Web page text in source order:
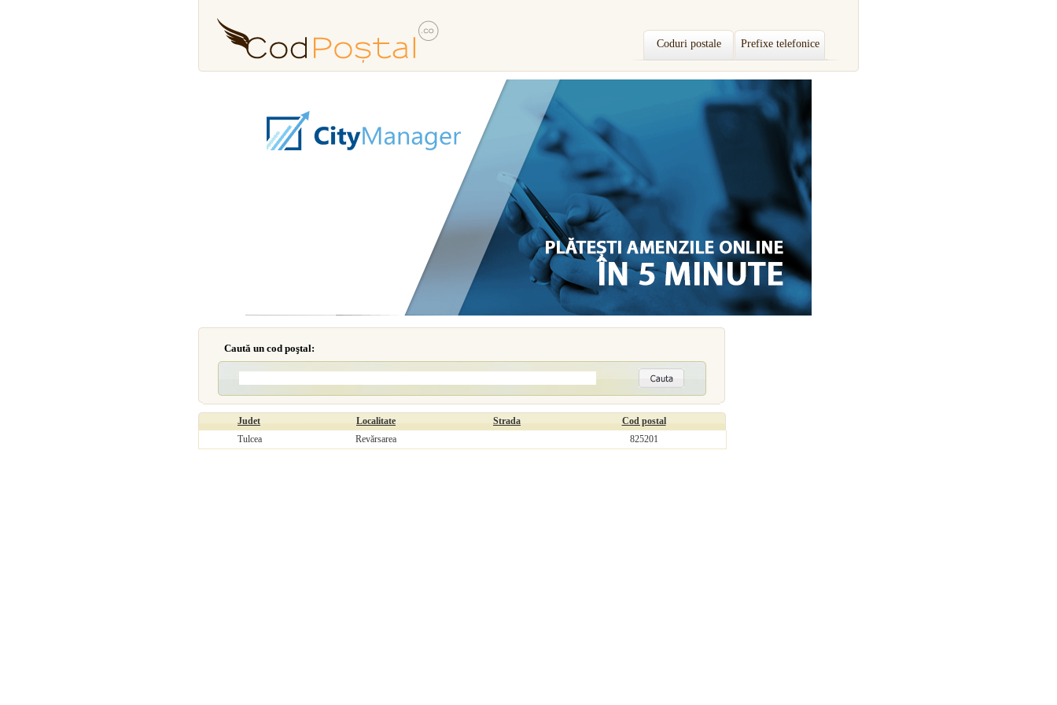
Coduri postale Prefixe telefonice
Caută un cod poştal:
Judet Localitate Strada
Cod postal
Tulcea
Revărsarea 825201